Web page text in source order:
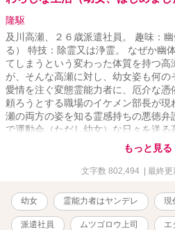
隆駆
及川高瀬、２６歳派遣社員。 趣味：
る） 特技：除霊又は浄霊。 なぜか幽
てしまうという変わった体質を持つ
が、そんな高瀬に対し、幼女姿も何
愛情を注ぐ変態霊能力者に、厄介な
頼ろうとする職場のイケメン部長が
瀬の両方の姿を知る霊感持ちの悪徳
で運動会（ただし幼女）な日々を送
前！？ 「エェい鬱陶しい！！私に構
どうやったらハムスターの霊になんて
「お願い、今回も遺言書の偽造は任
高瀬へと強い執着を示す彼らを振り切
活”を送り続けられるのか・・・！？
るのは３人のうち誰だ！！ 時々シリ
もっと見る
文字数 802,494 | 最終
幼女 霊能力者はヤンデレ 現
派遣社員 ムツゴロウ上司 エ